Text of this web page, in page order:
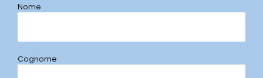
Nome
Cognome